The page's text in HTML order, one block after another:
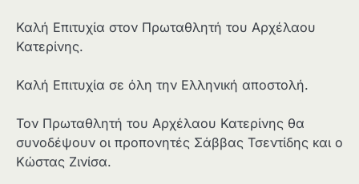
Καλή Επιτυχία στον Πρωταθλητή του Αρχέλαου
Κατερίνης.
Καλή Επιτυχία σε όλη την Ελληνική αποστολή.
Τον Πρωταθλητή του Αρχέλαου Κατερίνης θα
συνοδέψουν οι προπονητές Σάββας Τσεντίδης και ο
Κώστας Ζινίσα.